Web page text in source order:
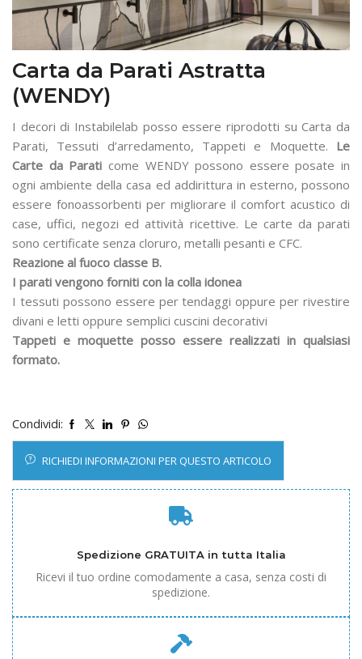
Carta da Parati Astratta
(WENDY)
I decori di Instabilelab posso essere riprodotti su Carta da
Parati, Tessuti d’arredamento, Tappeti e Moquette. Le
Carte da Parati come WENDY possono essere posate in
ogni ambiente della casa ed addirittura in esterno, possono
essere fonoassorbenti per migliorare il comfort acustico di
case, uffici, negozi ed attività ricettive. Le carte da parati
sono certificate senza cloruro, metalli pesanti e CFC.
Reazione al fuoco classe B.
I parati vengono forniti con la colla idonea
I tessuti possono essere per tendaggi oppure per rivestire
divani e letti oppure semplici cuscini decorativi
Tappeti e moquette posso essere realizzati in qualsiasi
formato.
Condividi:
RICHIEDI INFORMAZIONI PER QUESTO ARTICOLO
Spedizione GRATUITA in tutta Italia
Ricevi il tuo ordine comodamente a casa, senza costi di
spedizione.